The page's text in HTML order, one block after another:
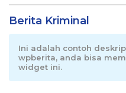
Berita Kriminal
Ini adalah contoh
wpberita, anda bisa
widget ini.